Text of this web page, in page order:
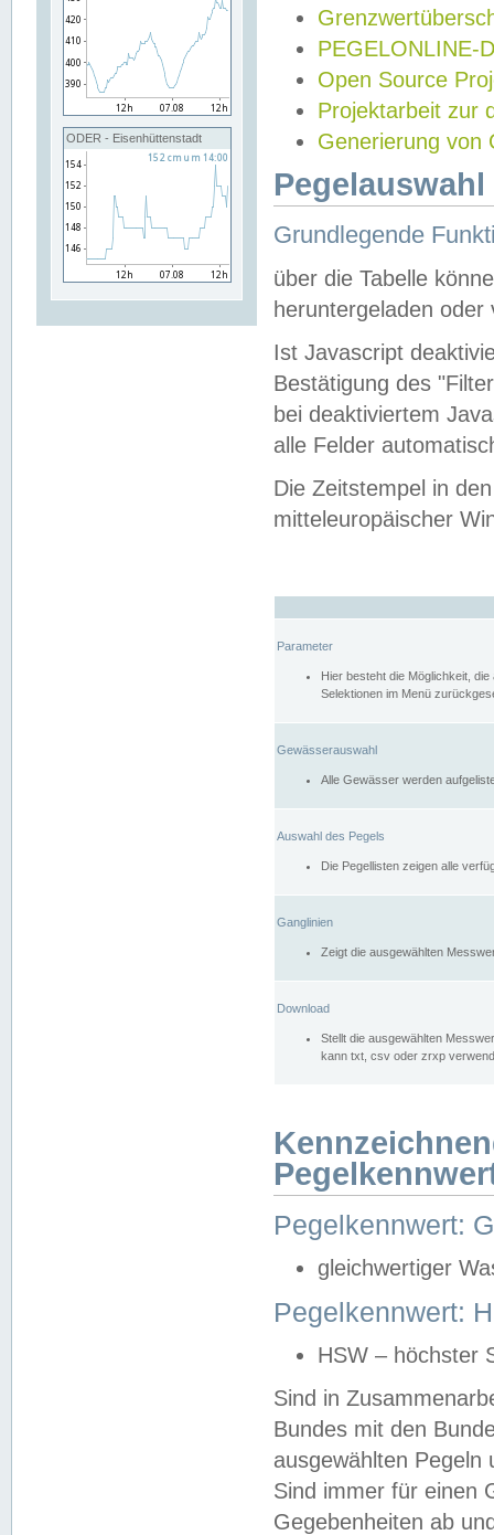
ODER - Eisenhüttenstadt
PEGELONLINE-
Open Source
Projektarbeit zur
Generierung von
Grundlegende
über die Tabelle
heruntergeladen oder
Ist Javascript
Bestätigung des
bei deaktiviertem
alle Felder
Die Zeitstempel in
mitteleuropäischer
Parameter
Hier besteht die Möglichkeit,
Selektionen im Menü
Gewässerauswahl
Alle Gewässer werden
Auswahl des Pegels
Die Pegellisten zeigen alle
Ganglinien
Zeigt die ausgewählten
Download
Stellt die ausgewählten
kann txt, csv oder zrxp
Pegelkennwert:
gleichwertiger
Pegelkennwert:
HSW – höchster
Sind in
Bundes mit den
ausgewählten
Sind immer für einen
Gegebenheiten ab